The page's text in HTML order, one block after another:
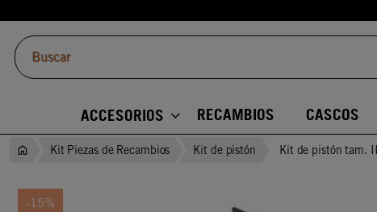
ACCESORIOS RECAMBIOS CASCOS
Kit Piezas de Recambios Kit de pistón Kit de pistón tam. II
-15%